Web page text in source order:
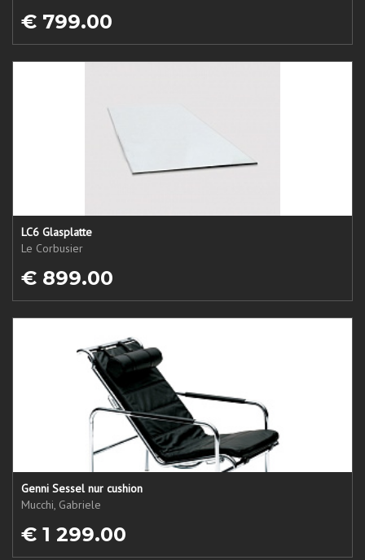
€ 799.00
LC6 Glasplatte
Le Corbusier
€ 899.00
Genni Sessel nur cushion
Mucchi, Gabriele
€ 1 299.00